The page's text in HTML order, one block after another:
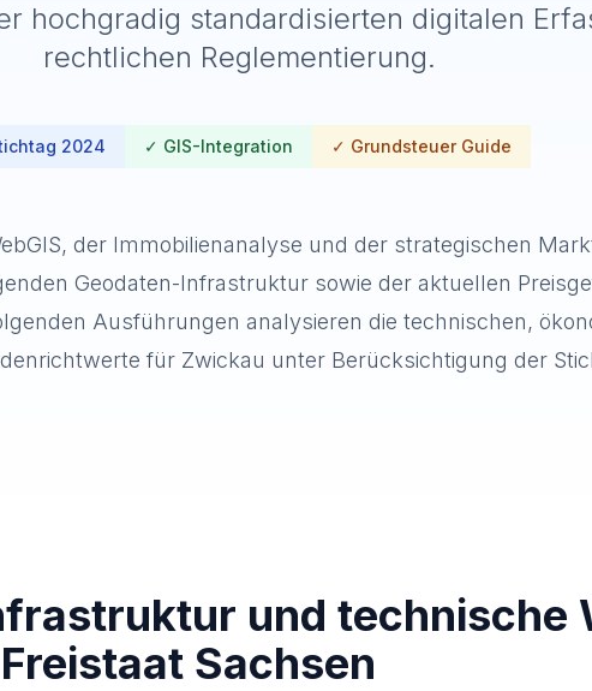
hochgradig standardisierten digitalen
rechtlichen Reglementierung.
2024 ✓ GIS-Integration ✓ Grundsteuer Guide
der Immobilienanalyse und der strategischen
Geodaten-Infrastruktur sowie der aktuellen
Ausführungen analysieren die technischen,
für Zwickau unter Berücksichtigung der
und technische
Sachsen